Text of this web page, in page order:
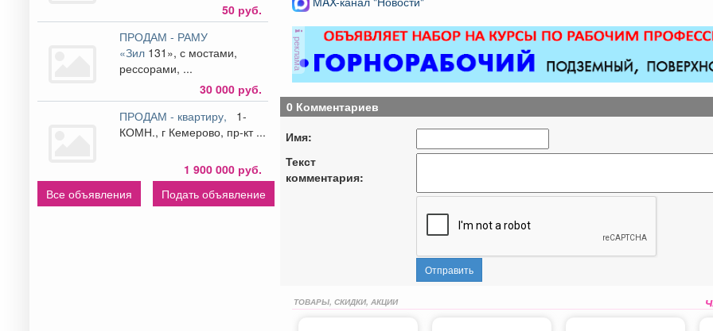
50 руб.
ПРОДАМ - РАМУ
«Зил 131», с мостами,
рессорами, ...
30 000 руб.
ПРОДАМ - квартиру,
1-
КОМН., г Кемерово, пр-кт ...
1 900 000 руб.
Все объявления
Подать объявление
реклама
0 Комментариев
Имя:
Текст
комментария:
Отправить
ТОВАРЫ, СКИДКИ, АКЦИИ